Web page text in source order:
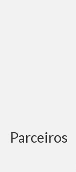
Parceiros